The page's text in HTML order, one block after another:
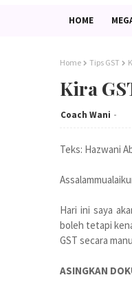
HOME
Home Tips GST
Kira
Coach Wani
Teks: Hazwani
Hari ini saya
boleh tetapi
GST secara
ASINGKAN